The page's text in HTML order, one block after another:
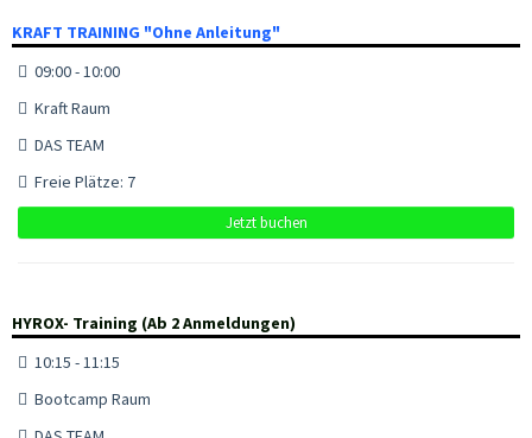
KRAFT TRAINING "Ohne Anleitung"
09:00 - 10:00
Kraft Raum
DAS TEAM
Freie Plätze: 7
Jetzt buchen
HYROX- Training (Ab 2 Anmeldungen)
10:15 - 11:15
Bootcamp Raum